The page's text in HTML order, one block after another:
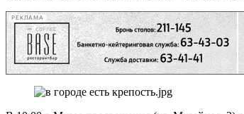
РЕКЛАМА